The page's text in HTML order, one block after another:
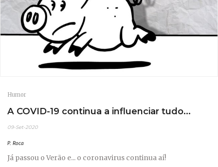
Humor
A COVID-19 continua a influenciar tudo...
09-Set-2020
P. Roca
Já passou o Verão e... o coronavirus continua aí!